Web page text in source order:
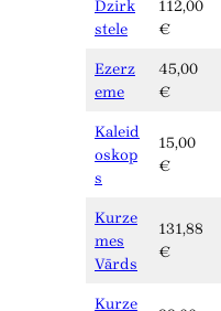
Dzirk
stele
112,00
€
Ezerz
eme
45,00
€
Kaleid
oskop
s
15,00
€
Kurze
mes
Vārds
131,88
€
Kurze